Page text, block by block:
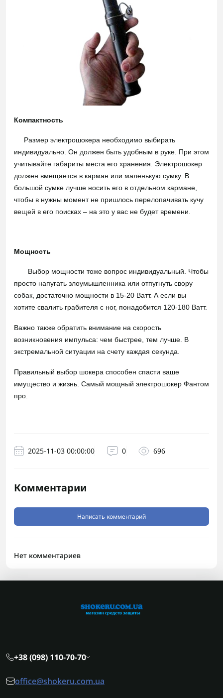
Компактность
Размер электрошокера необходимо выбирать
индивидуально. Он должен быть удобным в руке. При этом
учитывайте габариты места его хранения. Электрошокер
должен вмещается в карман или маленькую сумку. В
большой сумке лучше носить его в отдельном кармане,
чтобы в нужны момент не пришлось перелопачивать кучу
вещей в его поисках – на это у вас не будет времени.
Мощность
Выбор мощности тоже вопрос индивидуальный. Чтобы
просто напугать злоумышленника или отпугнуть свору
собак, достаточно мощности в 15-20 Ватт. А если вы
хотите свалить грабителя с ног, понадобится 120-180 Ватт.
Важно также обратить внимание на скорость
возникновения импульса: чем быстрее, тем лучше. В
экстремальной ситуации на счету каждая секунда.
Правильный выбор шокера способен спасти ваше
имущество и жизнь. Самый мощный электрошокер Фантом
про.
2025-11-03 00:00:00 0 696
Комментарии
Написать комментарий
Нет комментариев
+38 (098) 110-70-70
office@shokeru.com.ua